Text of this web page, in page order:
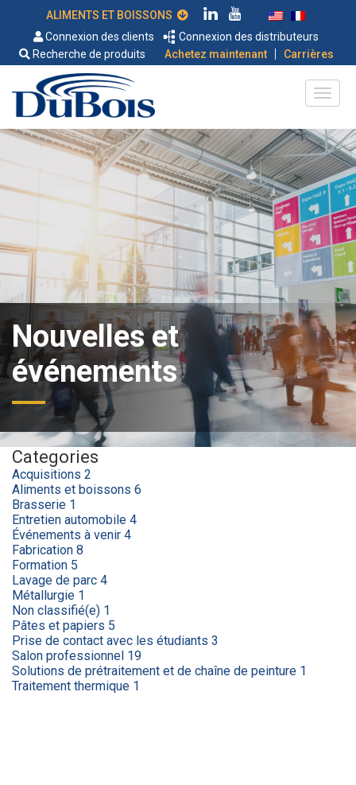
Connexion des clients
Connexion des distributeurs
Recherche de produits
Achetez maintenant | Carrières
Nouvelles et
événements
Categories
Acquisitions 2
Aliments et boissons 6
Brasserie 1
Entretien automobile 4
Événements à venir 4
Fabrication 8
Formation 5
Lavage de parc 4
Métallurgie 1
Non classifié(e) 1
Pâtes et papiers 5
Prise de contact avec les étudiants 3
Salon professionnel 19
Solutions de prétraitement et de chaîne de peinture 1
Traitement thermique 1